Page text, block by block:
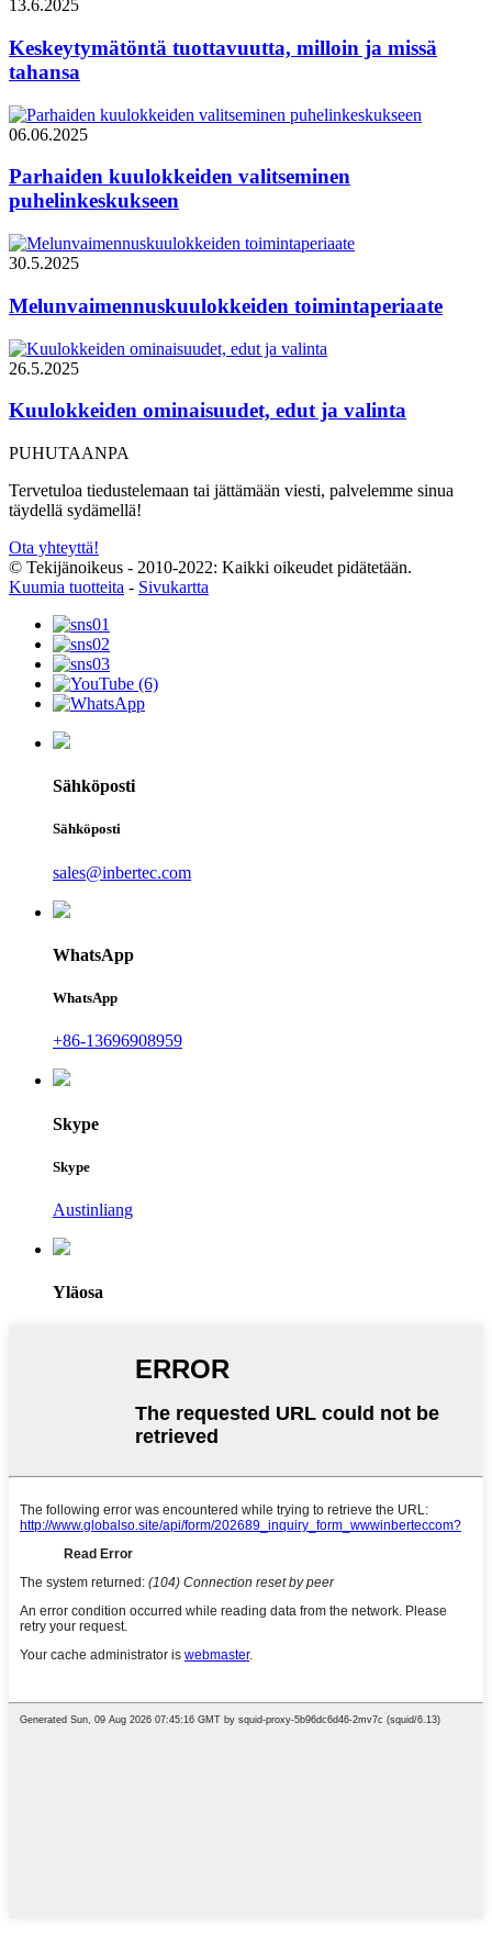
13.6.2025
Keskeytymätöntä tuottavuutta, milloin ja missä
tahansa
06.06.2025
Parhaiden kuulokkeiden valitseminen
puhelinkeskukseen
30.5.2025
Melunvaimennuskuulokkeiden toimintaperiaate
26.5.2025
Kuulokkeiden ominaisuudet, edut ja valinta
PUHUTAANPA
Tervetuloa tiedustelemaan tai jättämään viesti, palvelemme sinua
täydellä sydämellä!
Ota yhteyttä!
© Tekijänoikeus - 2010-2022: Kaikki oikeudet pidätetään.
Kuumia tuotteita - Sivukartta
Sähköposti
Sähköposti
sales@inbertec.com
WhatsApp
WhatsApp
+86-13696908959
Skype
Skype
Austinliang
Yläosa